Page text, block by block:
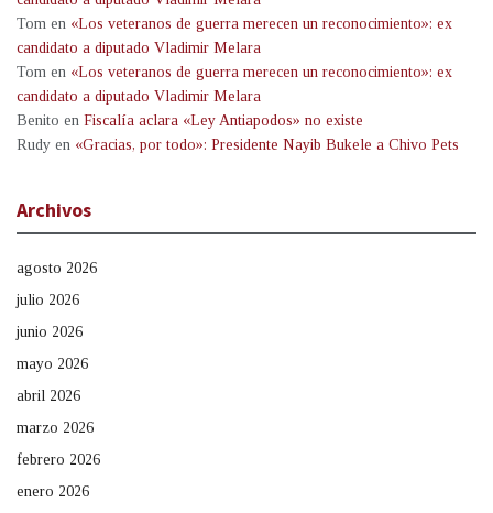
Tom en «Los veteranos de guerra merecen un reconocimiento»: ex
candidato a diputado Vladimir Melara
Tom en «Los veteranos de guerra merecen un reconocimiento»: ex
candidato a diputado Vladimir Melara
Benito en Fiscalía aclara «Ley Antiapodos» no existe
Rudy en «Gracias, por todo»: Presidente Nayib Bukele a Chivo Pets
Archivos
agosto 2026
julio 2026
junio 2026
mayo 2026
abril 2026
marzo 2026
febrero 2026
enero 2026